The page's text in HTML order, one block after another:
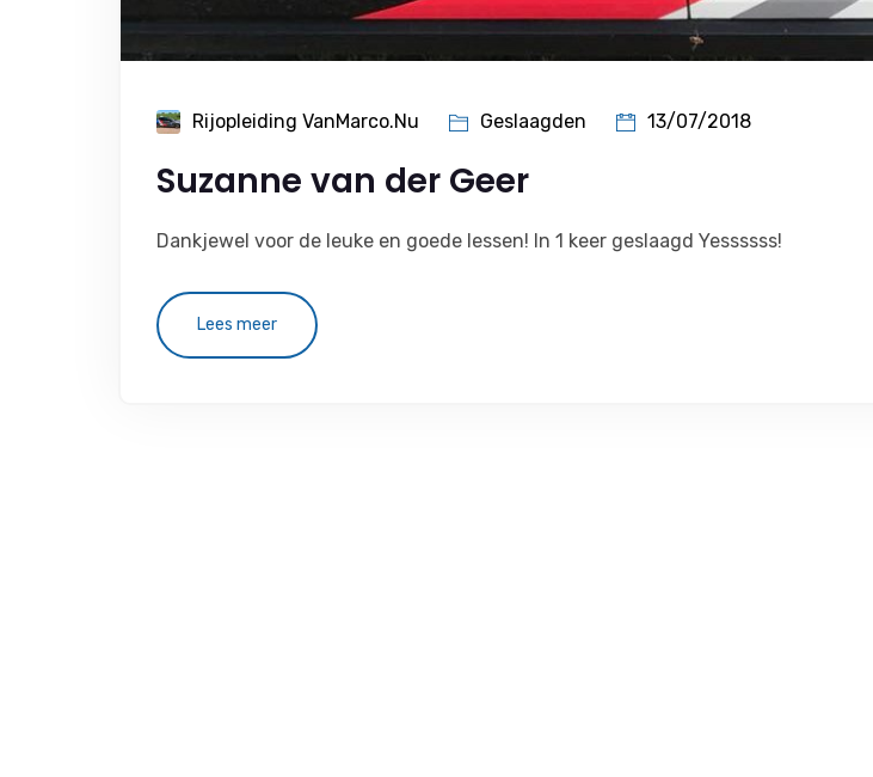
Rijopleiding VanMarco.nu Geslaagden 13/07/2018
Suzanne van der Geer
Dankjewel voor de leuke en goede lessen! In 1 keer geslaagd Yessssss!
Lees meer